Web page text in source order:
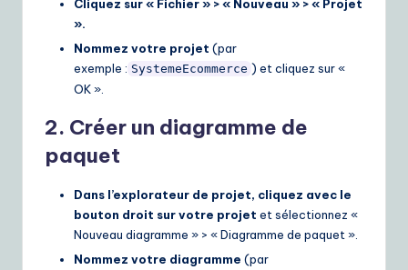
Cliquez sur « Fichier » > « Nouveau » > « Projet
».
Nommez votre projet (par
exemple : SystemeEcommerce ) et cliquez sur «
OK ».
2. Créer un diagramme de
paquet
Dans l’explorateur de projet, cliquez avec le
bouton droit sur votre projet et sélectionnez «
Nouveau diagramme » > « Diagramme de paquet ».
Nommez votre diagramme (par